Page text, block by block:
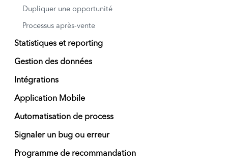
Dupliquer une opportunité
Processus après-vente
Statistiques et reporting
Gestion des données
Intégrations
Application Mobile
Automatisation de process
Signaler un bug ou erreur
Programme de recommandation